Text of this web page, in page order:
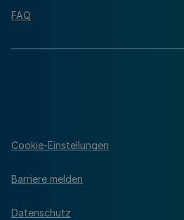
FAQ
Cookie-Einstellungen
Barriere melden
Datenschutz